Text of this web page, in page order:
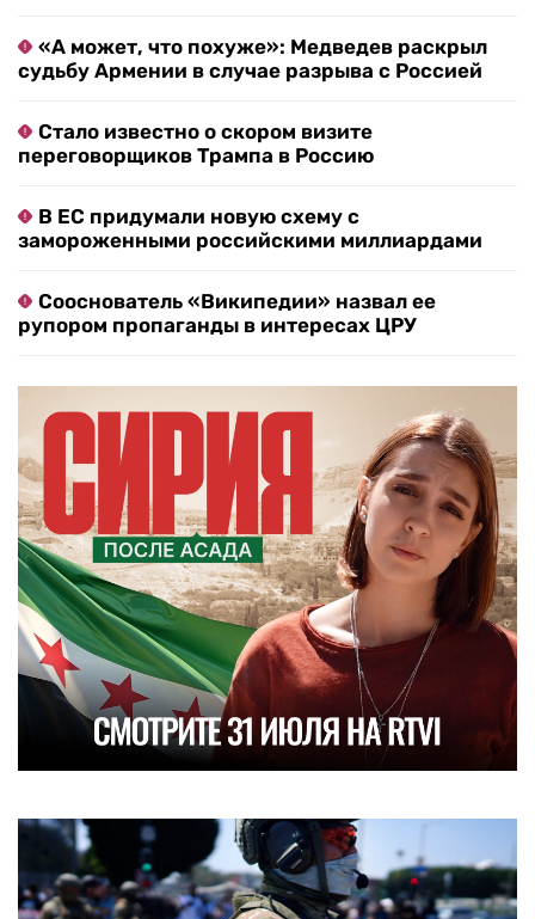
«А может, что похуже»: Медведев раскрыл
судьбу Армении в случае разрыва с Россией
Стало известно о скором визите
переговорщиков Трампа в Россию
В ЕС придумали новую схему с
замороженными российскими миллиардами
Сооснователь «Википедии» назвал ее
рупором пропаганды в интересах ЦРУ